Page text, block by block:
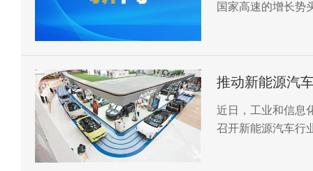
国家高速的增长势
推动新能源汽
近日，工业和信息
召开新能源汽车行